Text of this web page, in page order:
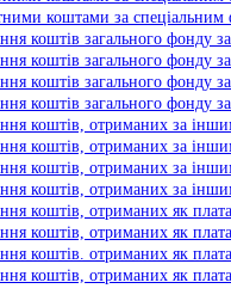
коштами за спеціальним
коштів загального фонду
коштів загального фонду
коштів загального фонду
коштів загального фонду
коштів, отриманих за
коштів, отриманих за
коштів, отриманих за
коштів, отриманих за
коштів, отриманих як
коштів, отриманих як
коштів. отриманих як
коштів, отриманих як